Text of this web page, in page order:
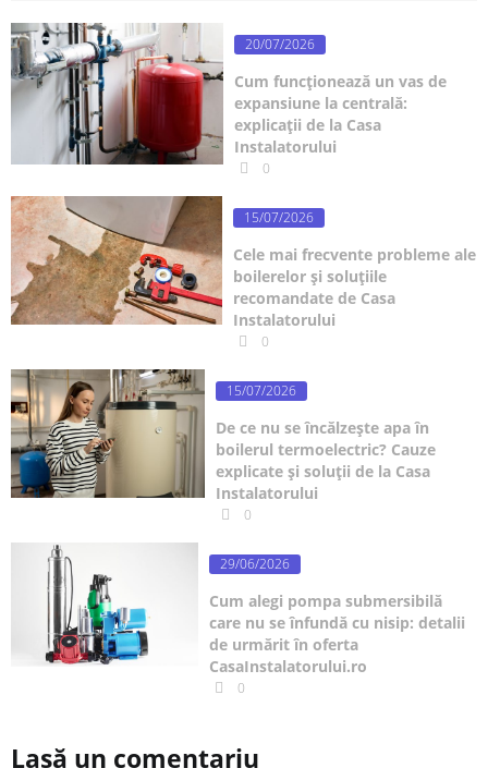
20/07/2026
Cum funcționează un vas de
expansiune la centrală:
explicații de la Casa
Instalatorului
0
15/07/2026
Cele mai frecvente probleme ale
boilerelor și soluțiile
recomandate de Casa
Instalatorului
0
15/07/2026
De ce nu se încălzește apa în
boilerul termoelectric? Cauze
explicate și soluții de la Casa
Instalatorului
0
29/06/2026
Cum alegi pompa submersibilă
care nu se înfundă cu nisip: detalii
de urmărit în oferta
CasaInstalatorului.ro
0
Lasă un comentariu